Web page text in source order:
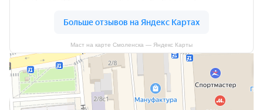
Маст на карте Смоленска — Яндекс Карты
Маст
Кассовые аппараты и расходные материалы в Смоленске
Ремонт кассовых аппаратов в Смоленске